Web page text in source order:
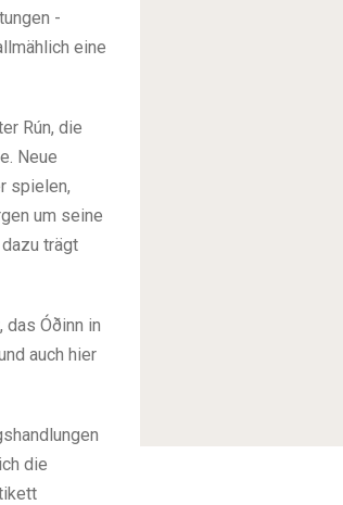
-
eine
Rún, die
Neue
spielen,
um seine
trägt
Óðinn in
auch hier
die